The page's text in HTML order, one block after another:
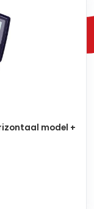
model +